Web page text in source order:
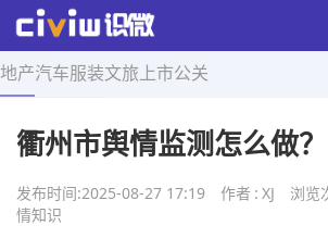
地产汽车服装文旅 上市公关
首页 > 舆情知识 > 正文
衢州市舆情监测怎么做？
发布时间:2025-08-27 17:19 作者 : XJ 浏览
情知识